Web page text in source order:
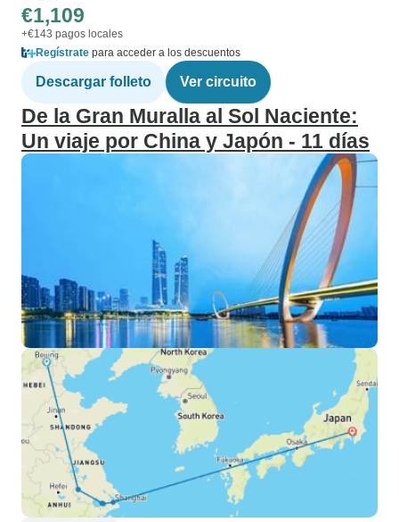
€1,109
+€143 pagos locales
Regístrate para acceder a los descuentos
Descargar folleto Ver circuito
De la Gran Muralla al Sol Naciente:
Un viaje por China y Japón - 11 días